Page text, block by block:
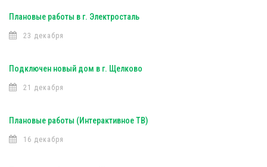
Плановые работы в г. Электросталь
23 декабря
Подключен новый дом в г. Щелково
21 декабря
Плановые работы (Интерактивное ТВ)
16 декабря